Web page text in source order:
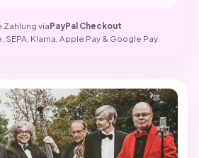
Zahlung viaPayPal Checkout
SEPA, Klarna, Apple Pay & Google Pay.